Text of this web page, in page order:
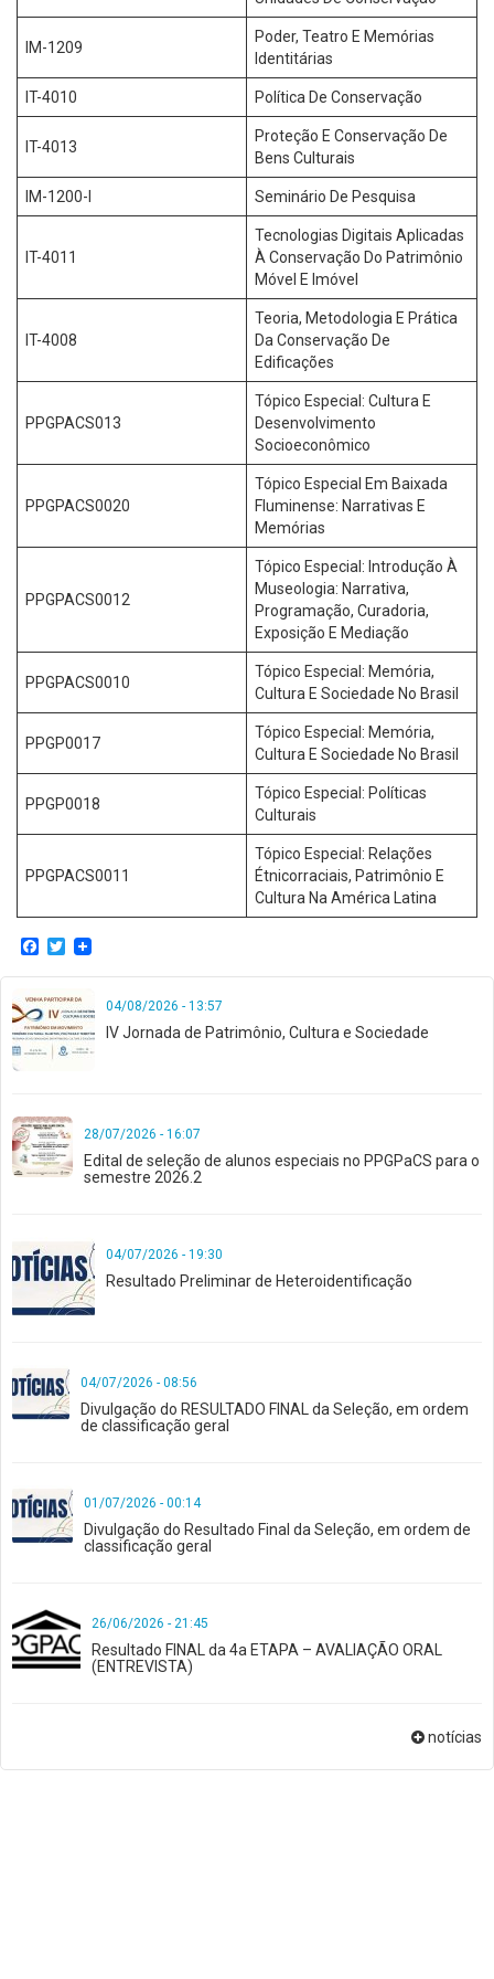
IM-1209
Poder, Teatro E Memórias
Identitárias
IT-4010 Política De Conservação
IT-4013
Proteção E Conservação De
Bens Culturais
IM-1200-I Seminário De Pesquisa
IT-4011
Tecnologias Digitais Aplicadas
À Conservação Do Patrimônio
Móvel E Imóvel
IT-4008
Teoria, Metodologia E Prática
Da Conservação De
Edificações
PPGPACS013
Tópico Especial: Cultura E
Desenvolvimento
Socioeconômico
PPGPACS0020
Tópico Especial Em Baixada
Fluminense: Narrativas E
Memórias
PPGPACS0012
Tópico Especial: Introdução À
Museologia: Narrativa,
Programação, Curadoria,
Exposição E Mediação
PPGPACS0010
Tópico Especial: Memória,
Cultura E Sociedade No Brasil
PPGP0017
Tópico Especial: Memória,
Cultura E Sociedade No Brasil
PPGP0018
Tópico Especial: Políticas
Culturais
PPGPACS0011
Tópico Especial: Relações
Étnicorraciais, Patrimônio E
Cultura Na América Latina
Facebook
Twitter
04/08/2026 - 13:57
IV Jornada de Patrimônio, Cultura e Sociedade
28/07/2026 - 16:07
Edital de seleção de alunos especiais no PPGPaCS para o
semestre 2026.2
04/07/2026 - 19:30
Resultado Preliminar de Heteroidentificação
04/07/2026 - 08:56
Divulgação do RESULTADO FINAL da Seleção, em ordem
de classificação geral
01/07/2026 - 00:14
Divulgação do Resultado Final da Seleção, em ordem de
classificação geral
26/06/2026 - 21:45
Resultado FINAL da 4a ETAPA – AVALIAÇÃO ORAL
(ENTREVISTA)
notícias